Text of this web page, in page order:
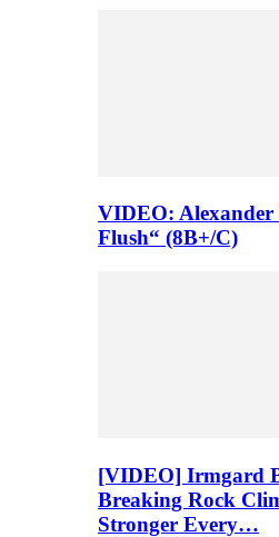
VIDEO: Alexander
Flush“ (8B+/C)
[VIDEO] Irmgard
Breaking Rock
Stronger Every…